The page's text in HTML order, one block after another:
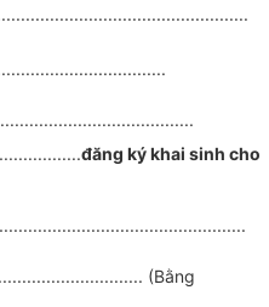
đăng ký khai sinh cho
(Bằng